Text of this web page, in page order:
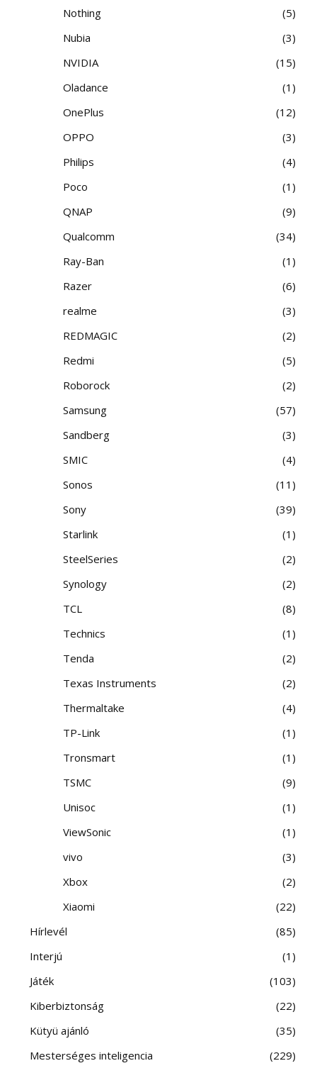
Nothing
5
Nubia
3
NVIDIA
15
Oladance
1
OnePlus
12
OPPO
3
Philips
4
Poco
1
QNAP
9
Qualcomm
34
Ray-Ban
1
Razer
6
realme
3
REDMAGIC
2
Redmi
5
Roborock
2
Samsung
57
Sandberg
3
SMIC
4
Sonos
11
Sony
39
Starlink
1
SteelSeries
2
Synology
2
TCL
8
Technics
1
Tenda
2
Texas Instruments
2
Thermaltake
4
TP-Link
1
Tronsmart
1
TSMC
9
Unisoc
1
ViewSonic
1
vivo
3
Xbox
2
Xiaomi
22
Hírlevél
85
Interjú
1
Játék
103
Kiberbiztonság
22
Kütyü ajánló
35
Mesterséges inteligencia
229